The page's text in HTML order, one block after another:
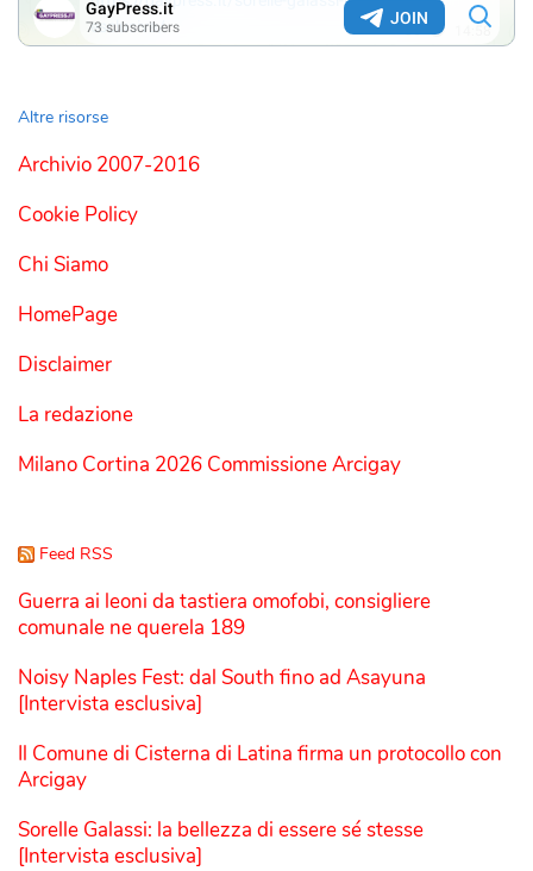
Altre risorse
Archivio 2007-2016
Cookie Policy
Chi Siamo
HomePage
Disclaimer
La redazione
Milano Cortina 2026 Commissione Arcigay
Feed RSS
Guerra ai leoni da tastiera omofobi, consigliere
comunale ne querela 189
Noisy Naples Fest: dal South fino ad Asayuna
[Intervista esclusiva]
Il Comune di Cisterna di Latina firma un protocollo con
Arcigay
Sorelle Galassi: la bellezza di essere sé stesse
[Intervista esclusiva]